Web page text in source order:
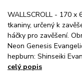
WALLSCROLL - 170
tkaniny, určený k
háčky pro zavěšení.
Neon Genesis
hepburn: Shinseiki
celý popis